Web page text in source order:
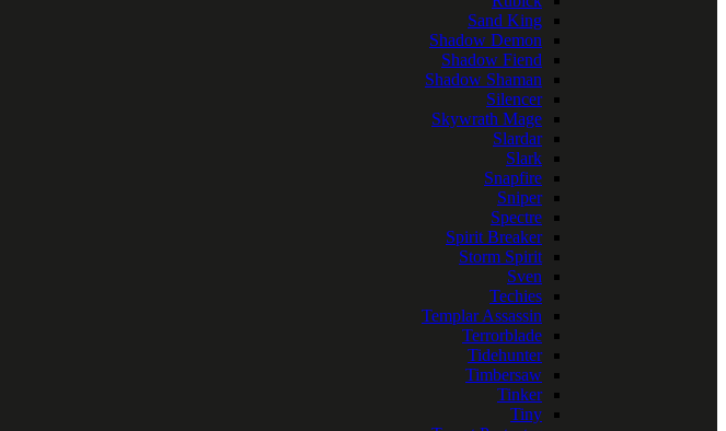
Sand King
Shadow Demon
Shadow Fiend
Shadow Shaman
Silencer
Skywrath Mage
Slardar
Slark
Snapfire
Sniper
Spectre
Spirit Breaker
Storm Spirit
Sven
Techies
Templar Assassin
Terrorblade
Tidehunter
Timbersaw
Tinker
Tiny